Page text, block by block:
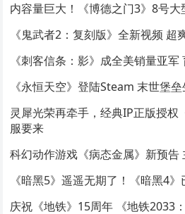
内容量巨大！《博德之门3》8号
《鬼武者2：复刻版》全新视频 超
《刺客信条：影》成全美销量亚
《永恒天空》登陆Steam 末世堡
灵犀光荣再牵手，经典IP正版授权
服要来
科幻动作游戏《病态金属》新预告
《暗黑5》遥遥无期了！《暗黑4
庆祝《地铁》15周年 《地铁2033